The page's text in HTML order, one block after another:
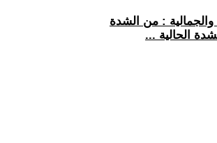
والجمالية : من الشدة
الحالية ...